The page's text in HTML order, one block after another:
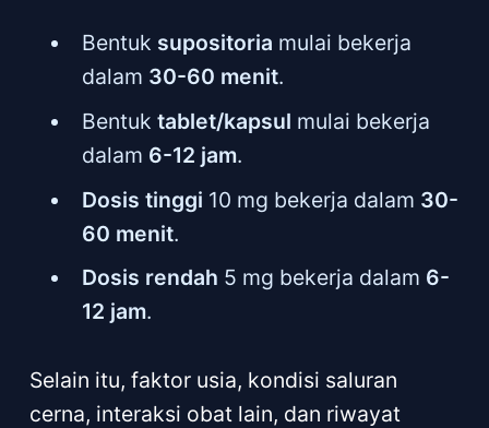
Bentuk supositoria mulai bekerja
dalam 30-60 menit.
Bentuktablet/kapsul mulai bekerja
dalam 6-12 jam.
Dosis tinggi 10 mg bekerja dalam 30-
60 menit.
Dosis rendah 5 mg bekerja dalam 6-
12 jam.
Selain itu, faktor usia, kondisi saluran
cerna, interaksi obat lain, dan riwayat